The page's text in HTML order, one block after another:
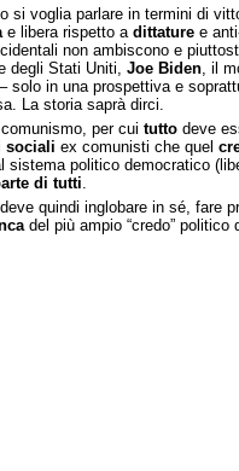
si voglia parlare in termini di
e libera rispetto a dittature e
non ambiscono e
degli Stati Uniti, Joe Biden, il
solo in una prospettiva e
La storia saprà dirci.
per cui tutto deve
sociali ex comunisti che quel
sistema politico democratico
di tutti.
quindi inglobare in sé, fare
del più ampio “credo”